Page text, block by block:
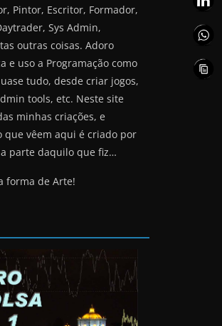
Pintor, Escritor, Formador,
Sys Admin,
outras coisas. Adoro
e uso a Programação como
tudo, desde criar jogos,
tools, etc. Neste site
minhas criações, e
que vêem aqui é criado por
parte daquilo que fiz…
forma de Arte!